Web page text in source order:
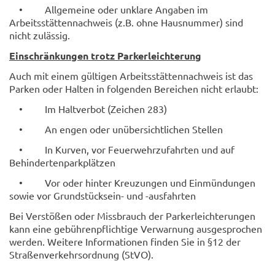
• Allgemeine oder unklare Angaben im
Arbeitsstättennachweis (z.B. ohne Hausnummer) sind
nicht zulässig.
Einschränkungen trotz Parkerleichterung
Auch mit einem gültigen Arbeitsstättennachweis ist das
Parken oder Halten in folgenden Bereichen nicht erlaubt:
• Im Haltverbot (Zeichen 283)
• An engen oder unübersichtlichen Stellen
• In Kurven, vor Feuerwehrzufahrten und auf
Behindertenparkplätzen
• Vor oder hinter Kreuzungen und Einmündungen
sowie vor Grundstücksein- und -ausfahrten
Bei Verstößen oder Missbrauch der Parkerleichterungen
kann eine gebührenpflichtige Verwarnung ausgesprochen
werden. Weitere Informationen finden Sie in §12 der
Straßenverkehrsordnung (StVO).